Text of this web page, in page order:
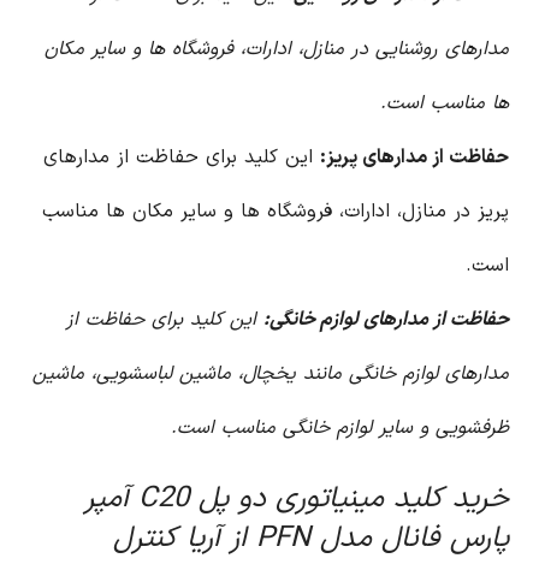
مدارهای روشنایی در منازل، ادارات، فروشگاه ها و سایر مکان
ها مناسب است.
حفاظت از مدارهای پریز: این کلید برای حفاظت از مدارهای
پریز در منازل، ادارات، فروشگاه ها و سایر مکان ها مناسب
است.
حفاظت از مدارهای لوازم خانگی: این کلید برای حفاظت از
مدارهای لوازم خانگی مانند یخچال، ماشین لباسشویی، ماشین
ظرفشویی و سایر لوازم خانگی مناسب است.
خرید کلید مینیاتوری دو پل C20 آمپر
پارس فانال مدل PFN از آریا کنترل